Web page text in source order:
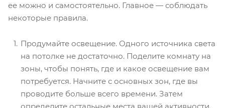
ее можно и самостоятельно. Главное — соблюдать
некоторые правила.
Продумайте освещение. Одного источника света
на потолке не достаточно. Поделите комнату на
зоны, чтобы понять, где и какое освещение вам
потребуется. Начните с основных зон, где вы
проводите больше всего времени. Затем